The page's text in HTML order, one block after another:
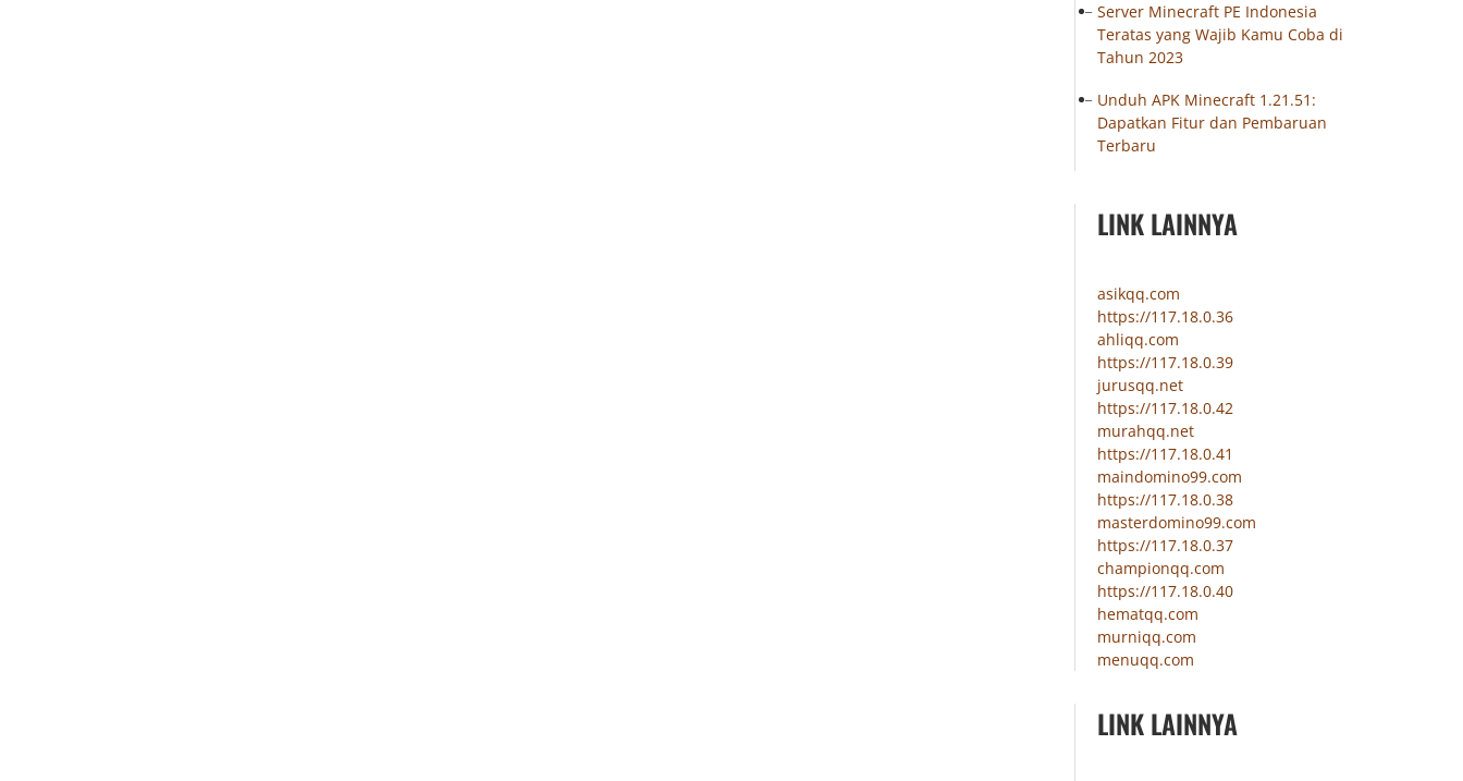
Server Minecraft PE Indonesia
Teratas yang Wajib Kamu Coba di
Tahun 2023
Unduh APK Minecraft 1.21.51:
Dapatkan Fitur dan Pembaruan
Terbaru
LINK LAINNYA
asikqq.com
https://117.18.0.36
ahliqq.com
https://117.18.0.39
jurusqq.net
https://117.18.0.42
murahqq.net
https://117.18.0.41
maindomino99.com
https://117.18.0.38
masterdomino99.com
https://117.18.0.37
championqq.com
https://117.18.0.40
hematqq.com
murniqq.com
menuqq.com
LINK LAINNYA